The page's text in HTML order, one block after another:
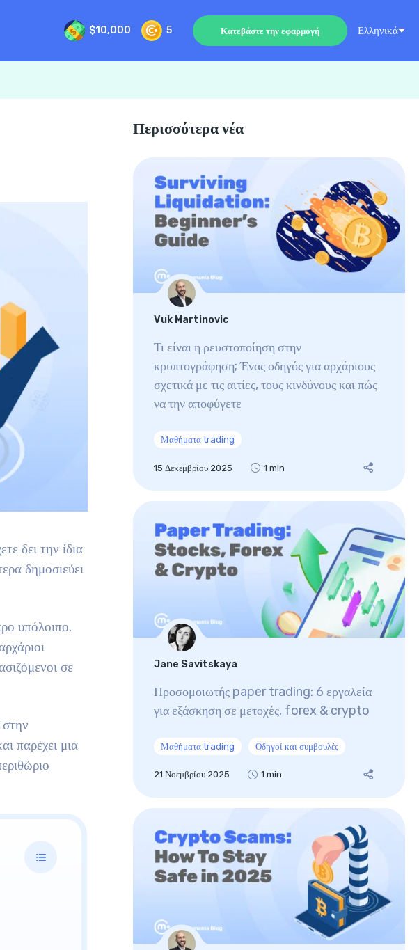
$10,000 5 Κατεβάστε την εφαρμογή Ελληνικά
δει την ίδια
δημοσιεύει
υπόλοιπο.
σε
παρέχει μια
Περισσότερα νέα
Vuk Martinovic
Τι είναι η ρευστοποίηση στην
κρυπτογράφηση; Ένας οδηγός για αρχάριους
σχετικά με τις αιτίες, τους κινδύνους και πώς
να την αποφύγετε
Μαθήματα trading
15 Δεκεμβρίου 2025 1 min
Jane Savitskaya
Προσομοιωτής paper trading: 6 εργαλεία
για εξάσκηση σε μετοχές, forex & crypto
Μαθήματα trading Οδηγοί και συμβουλές
21 Νοεμβρίου 2025 1 min